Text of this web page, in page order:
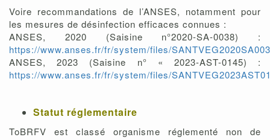
Voire recommandations de l’ANSES, notamment pour
les mesures de désinfection efficaces connues :
ANSES, 2020 (Saisine n°2020-SA-0038) :
https://www.anses.fr/fr/system/files/
ANSES, 2023 (Saisine n° « 2023-AST-0145) :
https://www.anses.fr/fr/system/files/
Statut réglementaire
ToBRFV est classé organisme réglementé non de